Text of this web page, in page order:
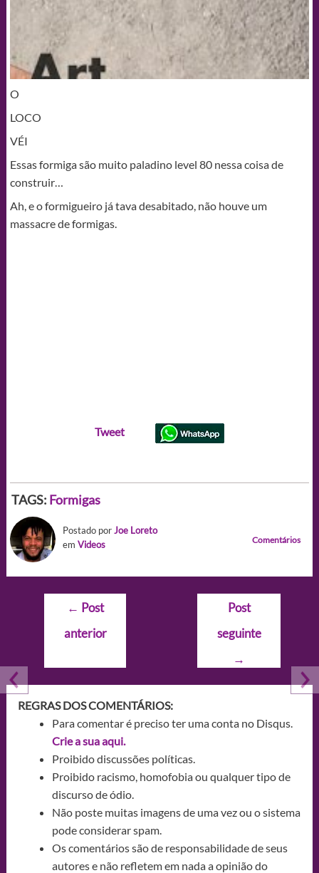
O
LOCO
VÉI
Essas formiga são muito paladino level 80 nessa coisa de
construir…
Ah, e o formigueiro já tava desabitado, não houve um
massacre de formigas.
Tweet
TAGS: Formigas
Postado porJoe Loreto
em Videos Comentários
Navegação
Post
← Post
anterior
Post
seguinte
→
REGRAS DOS COMENTÁRIOS:
Para comentar é preciso ter uma conta no Disqus.
Crie a sua aqui.
Proibido discussões políticas.
Proibido racismo, homofobia ou qualquer tipo de
discurso de ódio.
Não poste muitas imagens de uma vez ou o sistema
pode considerar spam.
Os comentários são de responsabilidade de seus
autores e não refletem em nada a opinião do